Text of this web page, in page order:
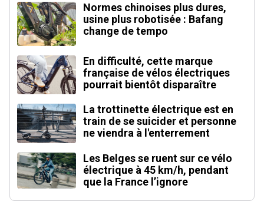
Normes chinoises plus dures,
usine plus robotisée : Bafang
change de tempo
En difficulté, cette marque
française de vélos électriques
pourrait bientôt disparaître
La trottinette électrique est en
train de se suicider et personne
ne viendra à l'enterrement
Les Belges se ruent sur ce vélo
électrique à 45 km/h, pendant
que la France l’ignore